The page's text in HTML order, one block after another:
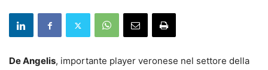
De Angelis, importante player veronese nel settore della